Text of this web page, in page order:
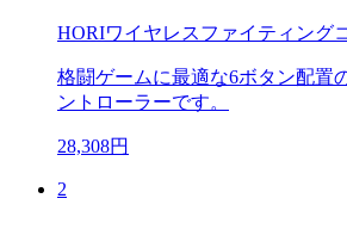
HORIワイヤレスファイティング
格闘ゲームに最適な6ボタン配置
ントローラーです。
28,308円
2